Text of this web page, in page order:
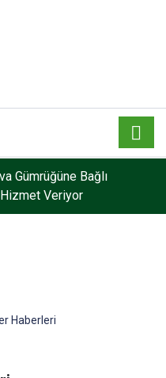
Gümrüğüne Bağlı
Veriyor
Haberleri